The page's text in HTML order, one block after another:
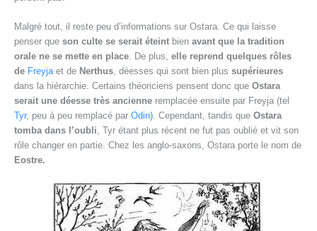
Malgré tout, il reste peu d’informations sur Ostara. Ce qui laisse
penser que son culte se serait éteint bien avant que la tradition
orale ne se mette en place. De plus, elle reprend quelques rôles
de Freyjaet de Nerthus, déesses qui sont bien plus supérieures
dans la hiérarchie. Certains théoriciens pensent donc que Ostara
serait une déesse très ancienne remplacée ensuite par Freyja (tel
Tyr, peu à peu remplacé par Odin). Cependant, tandis que Ostara
tomba dans l’oubli, Tyr étant plus récent ne fut pas oublié et vit son
rôle changer en partie. Chez les anglo-saxons, Ostara porte le nom de
Eostre.